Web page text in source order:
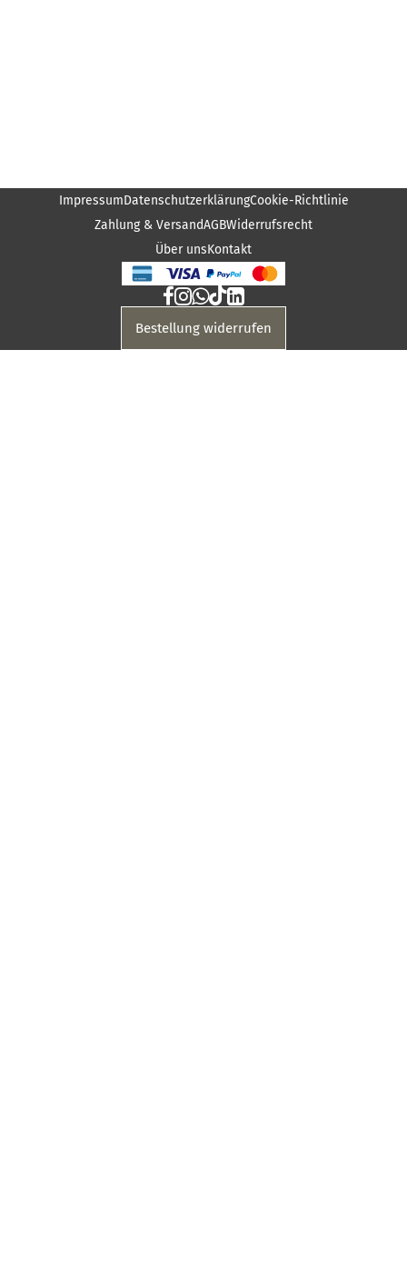
ImpressumDatenschutzerklärungCookie-Richtlinie
Zahlung & VersandAGBWiderrufsrecht
Über unsKontakt
Bestellung widerrufen